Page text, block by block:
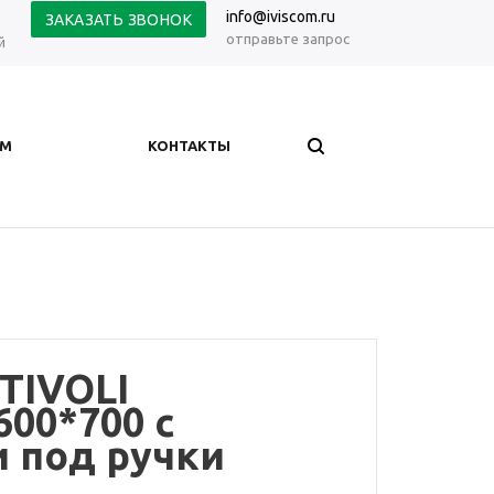
ЗАКАЗАТЬ ЗВОНОК info@iviscom.ru
отправьте запрос
КОНТАКТЫ
с
под ручки